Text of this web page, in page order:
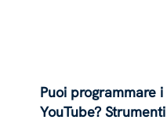
Puoi programmare
YouTube?